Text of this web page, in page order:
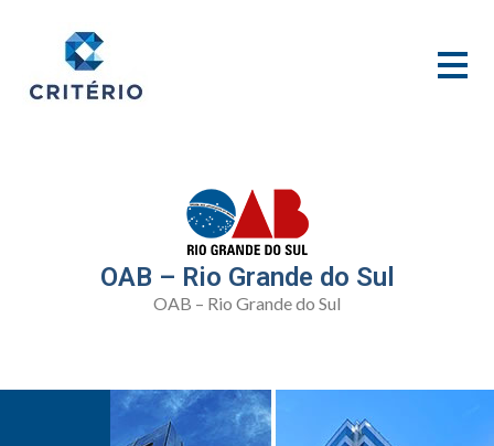
OAB – Rio Grande do Sul
OAB – Rio Grande do Sul